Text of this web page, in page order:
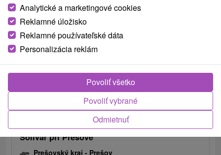
Solivar pri Prešove
Prešovský kraj - Prešov
Analytické a marketingové cookies
Reklamné úložisko
Reklamné používateľské dáta
Personalizácia reklám
Odmietnuť
Povoliť vybrané
Povoliť všetko